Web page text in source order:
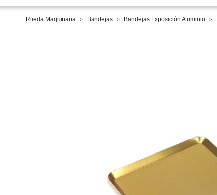
Rueda Maquinaria Bandejas Bandejas Exposición Aluminio